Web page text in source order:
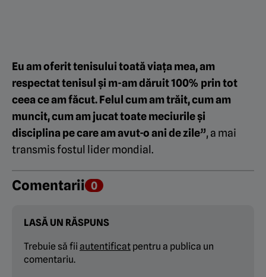
Eu am oferit tenisului toată viața mea, am
respectat tenisul și m-am dăruit 100% prin tot
ceea ce am făcut. Felul cum am trăit, cum am
muncit, cum am jucat toate meciurile și
disciplina pe care am avut-o ani de zile”, a mai
transmis fostul lider mondial.
Comentarii 0
LASĂ UN RĂSPUNS
Trebuie să fii autentificat pentru a publica un
comentariu.